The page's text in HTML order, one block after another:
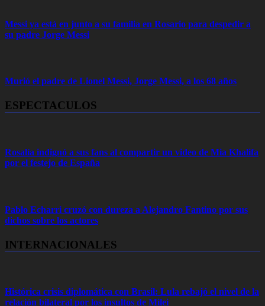
Messi ya está en junto a su familia en Rosario para despedir a
su padre Jorge Messi
Murió el padre de Lionel Messi, Jorge Messi, a los 68 años
ESPECTACULOS
Rosalía indignó a sus fans al compartir un video de Mia Khalifa
por el festejo de España
Pablo Echarri cruzó con dureza a Alejandro Fantino por sus
dichos sobre los actores
INTERNACIONALES
Histórica crisis diplomática con Brasil: Lula rebajó el nivel de la
relación bilateral por los insultos de Milei